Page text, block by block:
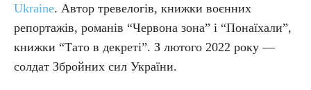
Ukraine. Автор тревелогів, книжки воєнних
репортажів, романів “Червона зона” і “Понаїхали”,
книжки “Тато в декреті”. З лютого 2022 року —
солдат Збройних сил України.